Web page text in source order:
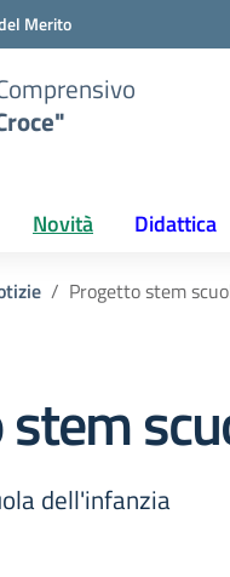
Merito
Novità Didattica
Progetto stem
dell'infanzia